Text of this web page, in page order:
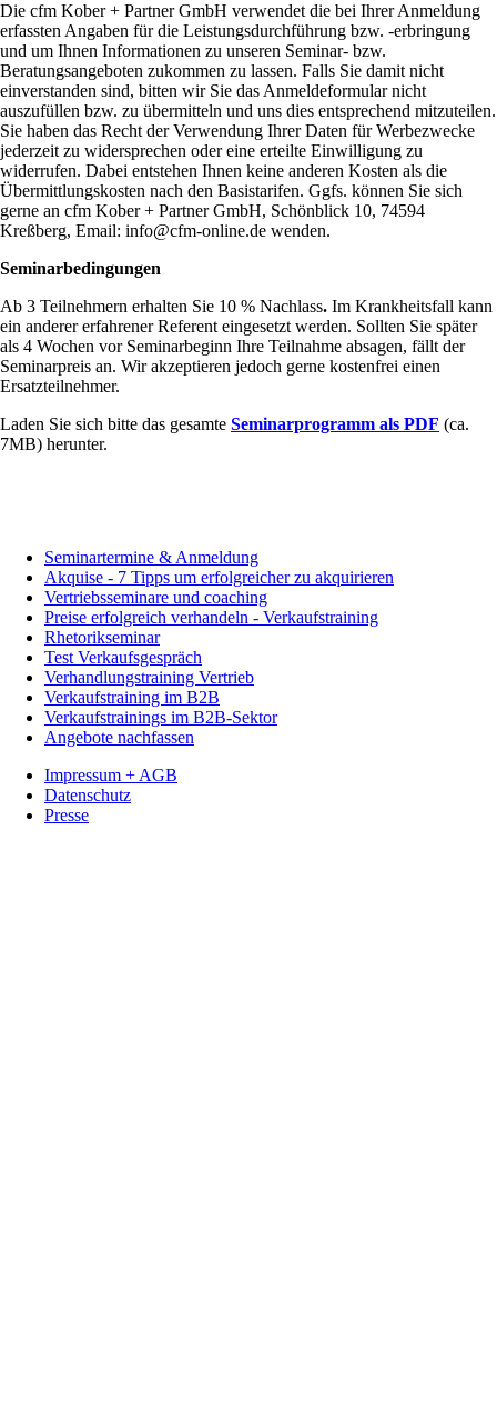
Die cfm Kober + Partner GmbH verwendet die bei Ihrer Anmeldung
erfassten Angaben für die Leistungsdurchführung bzw. -erbringung
und um Ihnen Informationen zu unseren Seminar- bzw.
Beratungsangeboten zukommen zu lassen. Falls Sie damit nicht
einverstanden sind, bitten wir Sie das Anmeldeformular nicht
auszufüllen bzw. zu übermitteln und uns dies entsprechend mitzuteilen.
Sie haben das Recht der Verwendung Ihrer Daten für Werbezwecke
jederzeit zu widersprechen oder eine erteilte Einwilligung zu
widerrufen. Dabei entstehen Ihnen keine anderen Kosten als die
Übermittlungskosten nach den Basistarifen. Ggfs. können Sie sich
gerne an cfm Kober + Partner GmbH, Schönblick 10, 74594
Kreßberg, Email: info@cfm-online.de wenden.
Seminarbedingungen
Ab 3 Teilnehmern erhalten Sie 10 % Nachlass. Im Krankheitsfall kann
ein anderer erfahrener Referent eingesetzt werden. Sollten Sie später
als 4 Wochen vor Seminarbeginn Ihre Teilnahme absagen, fällt der
Seminarpreis an. Wir akzeptieren jedoch gerne kostenfrei einen
Ersatzteilnehmer.
Laden Sie sich bitte das gesamte Seminarprogramm als PDF (ca.
7MB) herunter.
Seminartermine & Anmeldung
Akquise - 7 Tipps um erfolgreicher zu akquirieren
Vertriebsseminare und coaching
Preise erfolgreich verhandeln - Verkaufstraining
Rhetorikseminar
Test Verkaufsgespräch
Verhandlungstraining Vertrieb
Verkaufstraining im B2B
Verkaufstrainings im B2B-Sektor
Angebote nachfassen
Impressum + AGB
Datenschutz
Presse